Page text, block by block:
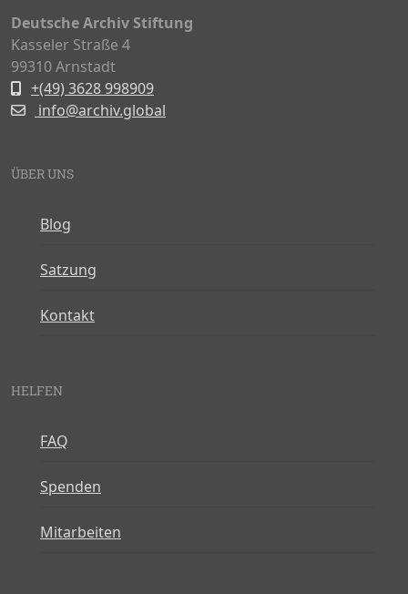
Deutsche Archiv Stiftung
Kasseler Straße 4
99310 Arnstadt
+(49) 3628 998909
info@archiv.global
ÜBER UNS
Blog
Satzung
Kontakt
HELFEN
FAQ
Spenden
Mitarbeiten